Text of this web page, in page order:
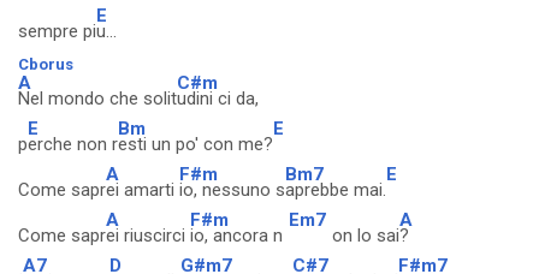
sempre pi
E
u...
Cborus
A
Nel mondo che solit
C#m
udini ci da,
p
E
erche non r
Bm
esti un po' con me?
E
Come sapr
A
ei amarti
F#m
io, nessuno s
Bm7
aprebbe mai.
E
Come sapr
A
ei riuscirci
F#m
io, ancora n
Em7
on lo sai
A
?
A7 D G#m7 C#7 F#m7